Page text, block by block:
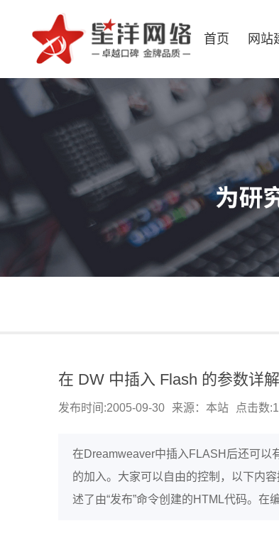
首页 网站
在 DW 中插入 Flash 的参数详解
发布时间:2005-09-30 来源：本站 点击数:
在Dreamweaver中插入FLASH后还可以
的加入。大家可以自由的控制，以下内
述了由“发布”命令创建的HTML代码。在